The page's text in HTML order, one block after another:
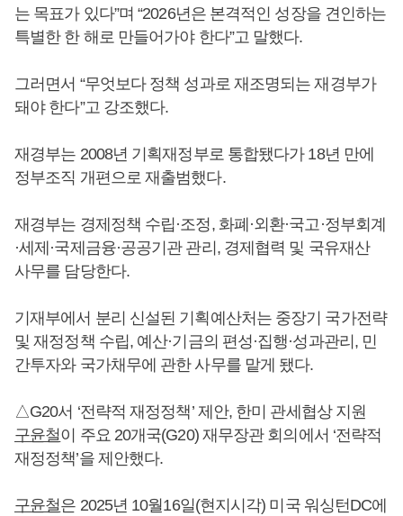
는 목표가 있다”며 “2026년은 본격적인 성장을 견인하는
특별한 한 해로 만들어가야 한다”고 말했다.
그러면서 “무엇보다 정책 성과로 재조명되는 재경부가
돼야 한다”고 강조했다.
재경부는 2008년 기획재정부로 통합됐다가 18년 만에
정부조직 개편으로 재출범했다.
재경부는 경제정책 수립·조정, 화폐·외환·국고·정부회계
·세제·국제금융·공공기관 관리, 경제협력 및 국유재산
사무를 담당한다.
기재부에서 분리 신설된 기획예산처는 중장기 국가전략
및 재정정책 수립, 예산·기금의 편성·집행·성과관리, 민
간투자와 국가채무에 관한 사무를 맡게 됐다.
△G20서 ‘전략적 재정정책’ 제안, 한미 관세협상 지원
구윤철이 주요 20개국(G20) 재무장관 회의에서 ‘전략적
재정정책’을 제안했다.
구윤철은 2025년 10월16일(현지시각) 미국 워싱턴DC에